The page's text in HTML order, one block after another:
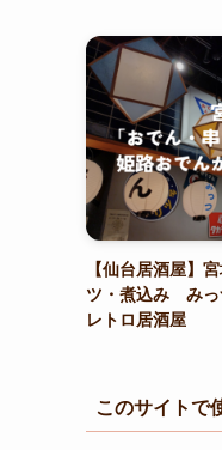
【仙台居酒屋】
ツ・煮込み みっ
レトロ居酒屋
このサイトで